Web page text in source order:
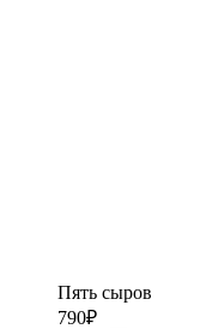
Пять сыров
790₽